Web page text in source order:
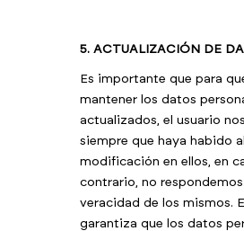
5. ACTUALIZACIÓN DE
Es importante que para
mantener los datos
actualizados, el usuario
siempre que haya habido
modificación en ellos, en
contrario, no respondemos
veracidad de los mismos.
garantiza que los datos